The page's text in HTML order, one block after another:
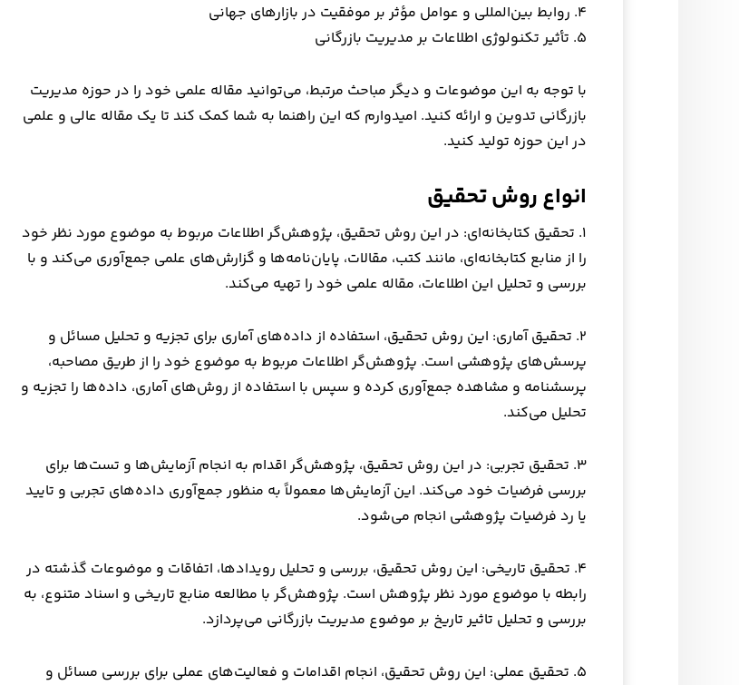
۴. روابط بین‌المللی و عوامل مؤثر بر موفقیت در بازارهای جهانی
۵. تأثیر تکنولوژی اطلاعات بر مدیریت بازرگانی
با توجه به این موضوعات و دیگر مباحث مرتبط، می‌توانید مقاله علمی خود را در حوزه مدیریت
بازرگانی تدوین و ارائه کنید. امیدوارم که این راهنما به شما کمک کند تا یک مقاله عالی و علمی
در این حوزه تولید کنید.
انواع روش تحقیق
۱. تحقیق کتابخانه‌ای: در این روش تحقیق، پژوهش‌گر اطلاعات مربوط به موضوع مورد نظر خود
را از منابع کتابخانه‌ای، مانند کتب، مقالات، پایان‌نامه‌ها و گزارش‌های علمی جمع‌آوری می‌کند و با
بررسی و تحلیل این اطلاعات، مقاله علمی خود را تهیه می‌کند.
۲. تحقیق آماری: این روش تحقیق، استفاده از داده‌های آماری برای تجزیه و تحلیل مسائل و
پرسش‌های پژوهشی است. پژوهش‌گر اطلاعات مربوط به موضوع خود را از طریق مصاحبه،
پرسشنامه و مشاهده جمع‌آوری کرده و سپس با استفاده از روش‌های آماری، داده‌ها را تجزیه و
تحلیل می‌کند.
۳. تحقیق تجربی: در این روش تحقیق، پژوهش‌گر اقدام به انجام آزمایش‌ها و تست‌ها برای
بررسی فرضیات خود می‌کند. این آزمایش‌ها معمولاً به منظور جمع‌آوری داده‌های تجربی و تایید
یا رد فرضیات پژوهشی انجام می‌شود.
۴. تحقیق تاریخی: این روش تحقیق، بررسی و تحلیل رویدادها، اتفاقات و موضوعات گذشته در
رابطه با موضوع مورد نظر پژوهش است. پژوهش‌گر با مطالعه منابع تاریخی و اسناد متنوع، به
بررسی و تحلیل تاثیر تاریخ بر موضوع مدیریت بازرگانی می‌پردازد.
۵. تحقیق عملی: این روش تحقیق، انجام اقدامات و فعالیت‌های عملی برای بررسی مسائل و